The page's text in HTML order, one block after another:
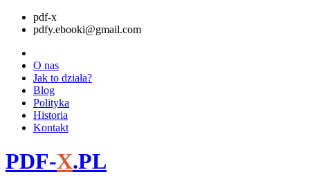
pdf-x
pdfy.ebooki@gmail.com
O nas
Jak to działa?
Blog
Polityka
Historia
Kontakt
PDF-X.PL